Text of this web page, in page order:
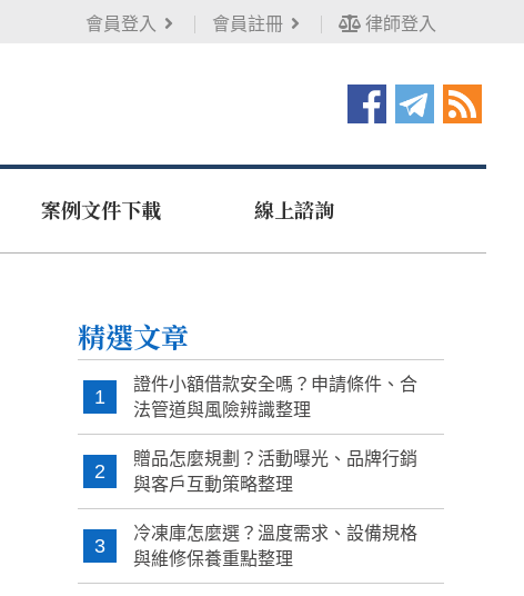
會員登入 會員註冊 律師登入
案例文件下載 線上諮詢
精選文章
1
證件小額借款安全嗎？申請條件、合
法管道與風險辨識整理
2
贈品怎麼規劃？活動曝光、品牌行銷
與客戶互動策略整理
3
冷凍庫怎麼選？溫度需求、設備規格
與維修保養重點整理